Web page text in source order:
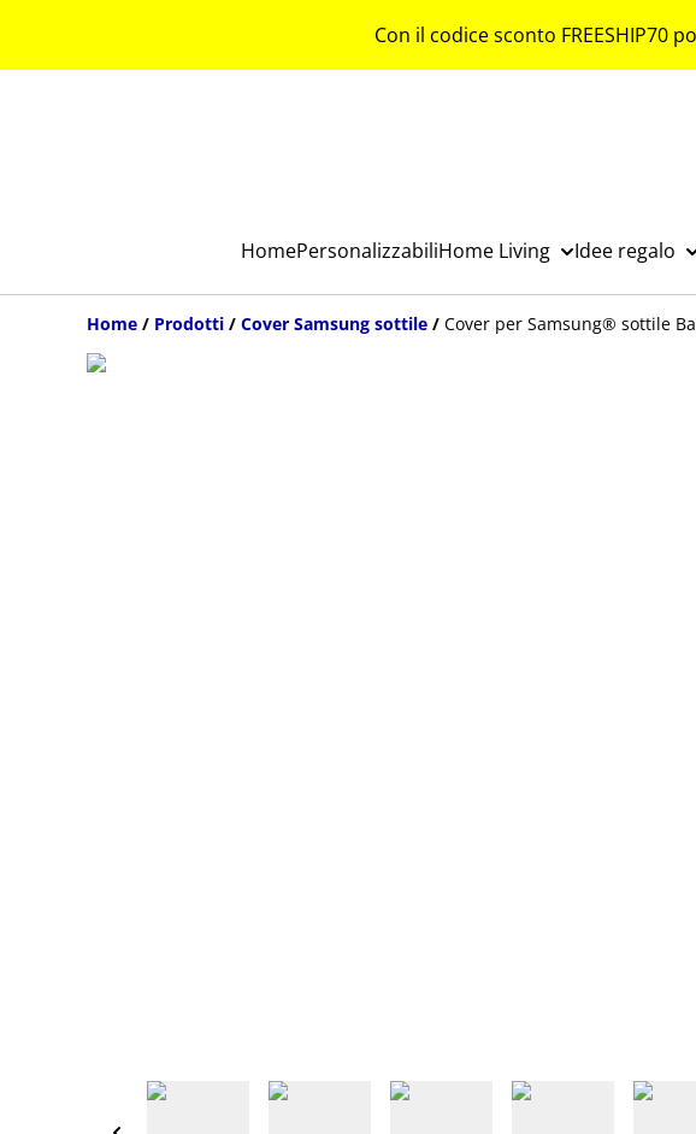
Con il codice sconto
HomePersonalizzabiliHome Living Idee regalo
Home / Prodotti / Cover Samsung sottile / Cover per Samsung® sottile